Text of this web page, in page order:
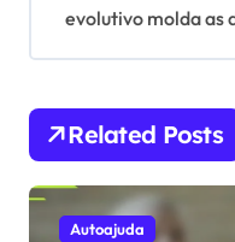
evolutivo molda as
Related Posts
Autoajuda